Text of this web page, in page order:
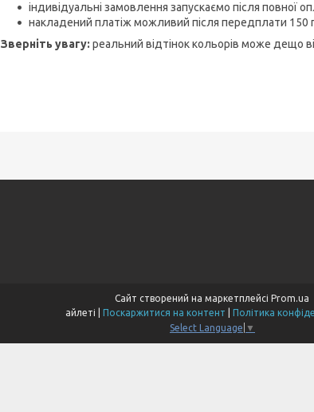
індивідуальні замовлення запускаємо після повної
накладений платіж можливий після передплати 150
Зверніть увагу: реальний відтінок кольорів може дещо
Сайт створений на маркетплейсі Prom.ua
Поскаржитися на контент
Політика
Select Language ▼